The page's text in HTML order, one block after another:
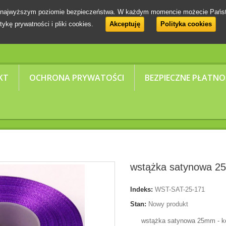
OCHRONA PRYWATOŚCI BEZPIECZNE
poziomie bezpieczeństwa. W każdym momencie możecie
prywatności i pliki cookies.
Akceptuję Polityka cookies
wstążka satynowa
Indeks: WST-SAT-25-171
Stan: Nowy produkt
wstążka satynowa 25mm -